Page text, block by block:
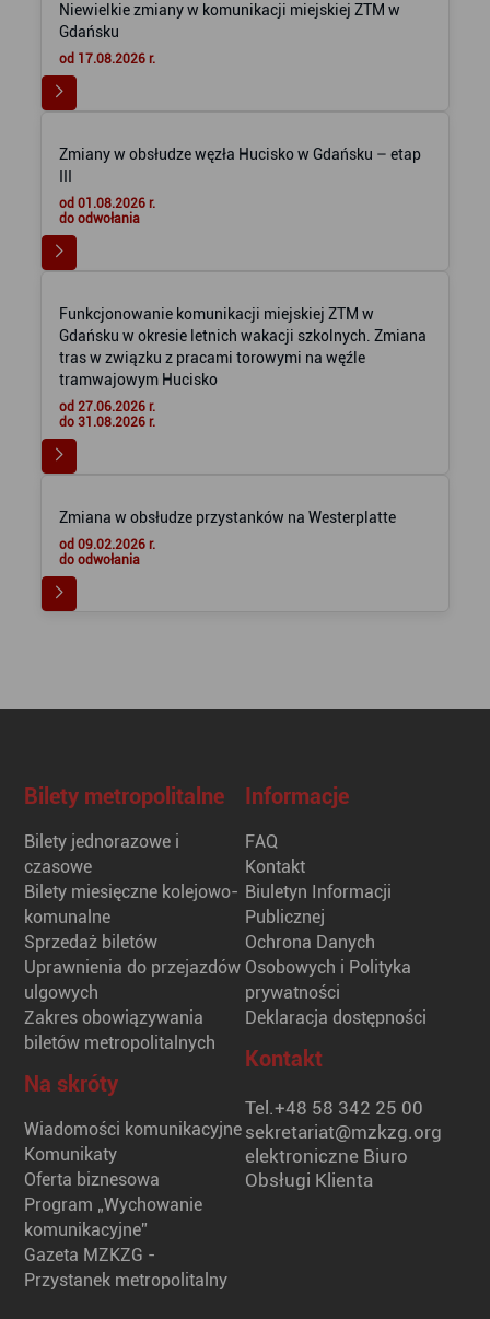
Niewielkie zmiany w komunikacji miejskiej ZTM w
Gdańsku
od 17.08.2026 r.
Zmiany w obsłudze węzła Hucisko w Gdańsku – etap
od 01.08.2026 r.
do odwołania
Funkcjonowanie komunikacji miejskiej ZTM w
Gdańsku w okresie letnich wakacji szkolnych. Zmiana
tras w związku z pracami torowymi na węźle
tramwajowym Hucisko
od 27.06.2026 r.
do 31.08.2026 r.
Zmiana w obsłudze przystanków na Westerplatte
od 09.02.2026 r.
do odwołania
Bilety metropolitalne
Bilety jednorazowe i
czasowe
Bilety miesięczne kolejowo-
komunalne
Sprzedaż biletów
Uprawnienia do przejazdów
ulgowych
Zakres obowiązywania
biletów metropolitalnych
Na skróty
Wiadomości komunikacyjne
Komunikaty
Oferta biznesowa
Program „Wychowanie
komunikacyjne”
Gazeta MZKZG -
Przystanek metropolitalny
Informacje
FAQ
Kontakt
Biuletyn Informacji
Publicznej
Ochrona Danych
Osobowych i Polityka
prywatności
Deklaracja dostępności
Kontakt
Tel.+48 58 342 25 00
sekretariat@mzkzg.org
elektroniczne Biuro
Obsługi Klienta